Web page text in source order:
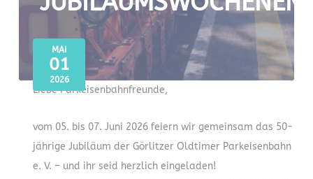
MAI
01
2026
Liebe Parkeisenbahnfreunde,
vom 05. bis 07. Juni 2026 feiern wir gemeinsam das 50-
jährige Jubiläum der Görlitzer Oldtimer Parkeisenbahn
e. V. – und ihr seid herzlich eingeladen!